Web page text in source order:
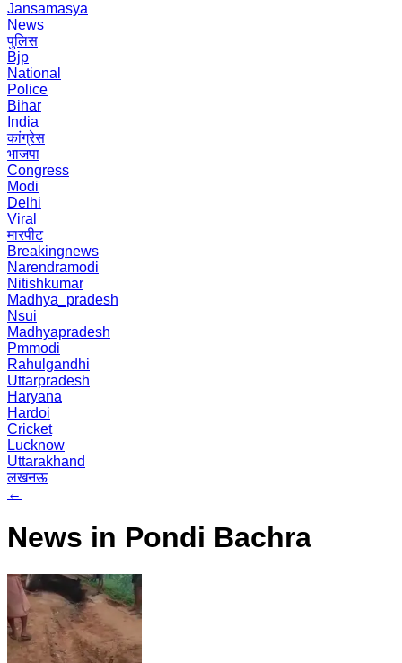
Jansamasya
News
पुलिस
Bjp
National
Police
Bihar
India
कांग्रेस
भाजपा
Congress
Modi
Delhi
Viral
मारपीट
Breakingnews
Narendramodi
Nitishkumar
Madhya_pradesh
Nsui
Madhyapradesh
Pmmodi
Rahulgandhi
Uttarpradesh
Haryana
Hardoi
Cricket
Lucknow
Uttarakhand
लखनऊ
←
News in Pondi Bachra